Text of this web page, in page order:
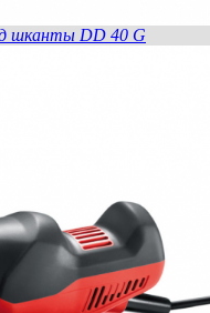
шканты DD 40 G